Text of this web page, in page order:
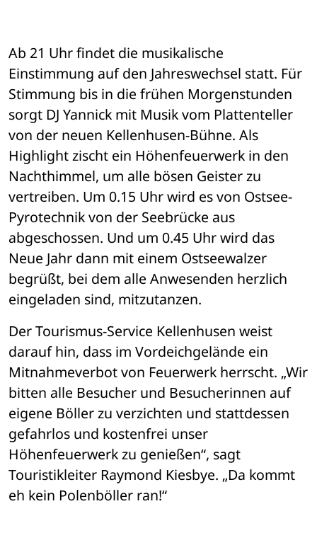
Ab 21 Uhr findet die musikalische
Einstimmung auf den Jahreswechsel statt. Für
Stimmung bis in die frühen Morgenstunden
sorgt DJ Yannick mit Musik vom Plattenteller
von der neuen Kellenhusen-Bühne. Als
Highlight zischt ein Höhenfeuerwerk in den
Nachthimmel, um alle bösen Geister zu
vertreiben. Um 0.15 Uhr wird es von Ostsee-
Pyrotechnik von der Seebrücke aus
abgeschossen. Und um 0.45 Uhr wird das
Neue Jahr dann mit einem Ostseewalzer
begrüßt, bei dem alle Anwesenden herzlich
eingeladen sind, mitzutanzen.
Der Tourismus-Service Kellenhusen weist
darauf hin, dass im Vordeichgelände ein
Mitnahmeverbot von Feuerwerk herrscht. „Wir
bitten alle Besucher und Besucherinnen auf
eigene Böller zu verzichten und stattdessen
gefahrlos und kostenfrei unser
Höhenfeuerwerk zu genießen“, sagt
Touristikleiter Raymond Kiesbye. „Da kommt
eh kein Polenböller ran!“